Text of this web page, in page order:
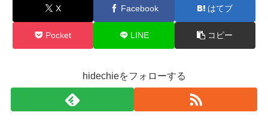
X Facebook はてブ
Pocket LINE コピー
hidechieをフォローする